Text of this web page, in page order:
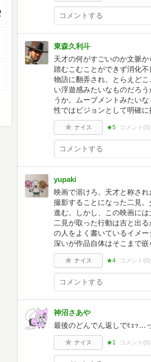
東森久利斗
天才の何がすごいのか文脈
踏むこむことができず消化
物語に翻弄され、とらえど
い浮遊感みたいなものだろ
うか。ムーブメントみたい
性ではビジョンとして明確に
ナイス ★5 コメント(0)
yupaki
映画で溶けろ。天才と称さ
撮影することになった二見
進む。しかし、この映画に
二見が取った行動は吉と出
の人をよく書いているイメ
深いが作品自体はそこまで嵌
ナイス ★4 コメント(0)
神沼さあや
最後のどんでん返しでﾋｪｯ…
ナイス ★1 コメント(0)